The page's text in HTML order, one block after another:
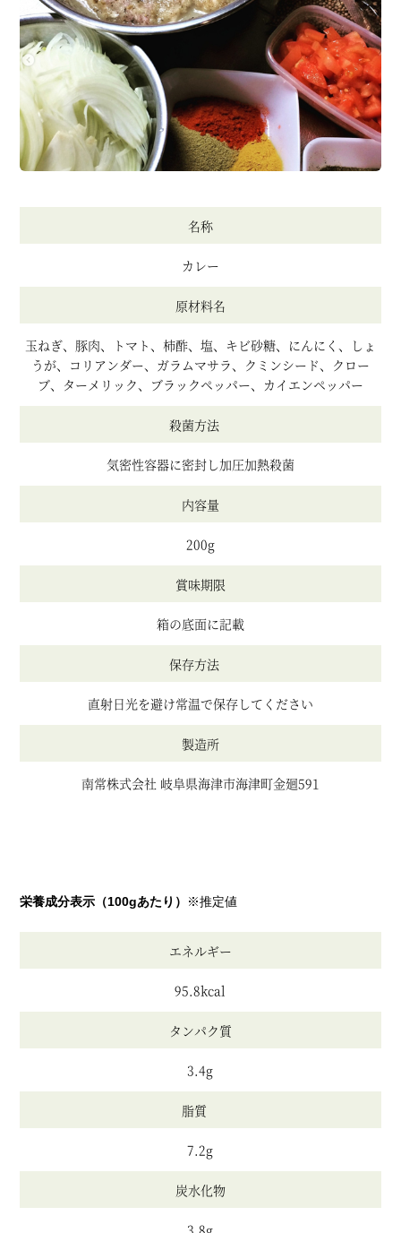
名称
カレー
原材料名
玉ねぎ、豚肉、トマト、柿酢、塩、キビ砂糖、にんにく、しょ
うが、コリアンダー、ガラムマサラ、クミンシード、クロー
ブ、ターメリック、ブラックペッパー、カイエンペッパー
殺菌方法
気密性容器に密封し加圧加熱殺菌
内容量
200g
賞味期限
箱の底面に記載
保存方法
直射日光を避け常温で保存してください
製造所
南常株式会社 岐阜県海津市海津町金廻591
栄養成分表示（100gあたり） ※推定値
エネルギー
95.8kcal
タンパク質
3.4g
脂質
7.2g
炭水化物